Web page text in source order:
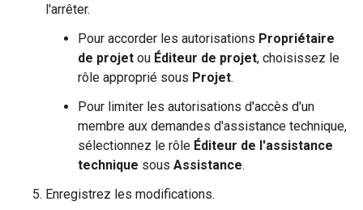
l'arrêter.
Pour accorder les autorisations Propriétaire
de projet ou Éditeur de projet, choisissez le
rôle approprié sous Projet.
Pour limiter les autorisations d'accès d'un
membre aux demandes d'assistance technique,
sélectionnez le rôle Éditeur de l'assistance
technique sous Assistance.
Enregistrez les modifications.